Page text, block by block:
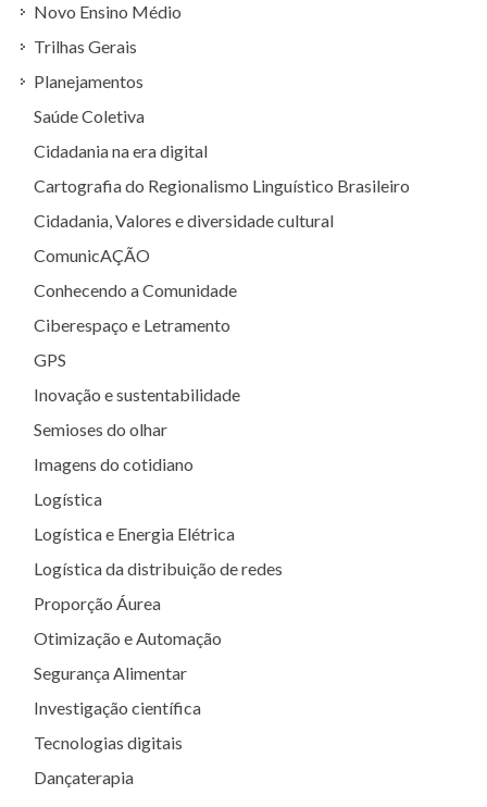
Novo Ensino Médio
Trilhas Gerais
Planejamentos
Saúde Coletiva
Cidadania na era digital
Cartografia do Regionalismo Linguístico Brasileiro
Cidadania, Valores e diversidade cultural
ComunicAÇÃO
Conhecendo a Comunidade
Ciberespaço e Letramento
GPS
Inovação e sustentabilidade
Semioses do olhar
Imagens do cotidiano
Logística
Logística e Energia Elétrica
Logística da distribuição de redes
Proporção Áurea
Otimização e Automação
Segurança Alimentar
Investigação científica
Tecnologias digitais
Dançaterapia